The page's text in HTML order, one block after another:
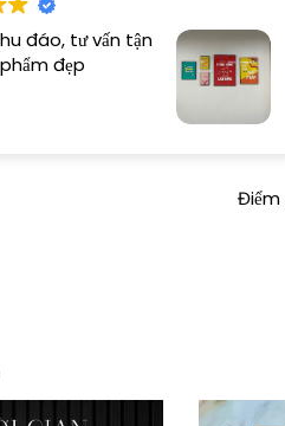
đáo, tư vấn tận
đẹp
Điểm